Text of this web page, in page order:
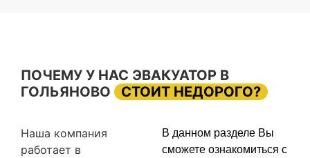
ПОЧЕМУ У НАС ЭВАКУАТОР В
ГОЛЬЯНОВО
СТОИТ НЕДОРОГО?
Наша компания
работает в
В данном разделе Вы
сможете ознакомиться с